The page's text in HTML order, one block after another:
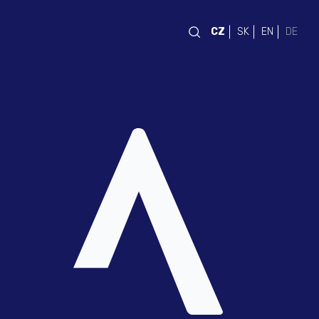
CZ SK EN DE